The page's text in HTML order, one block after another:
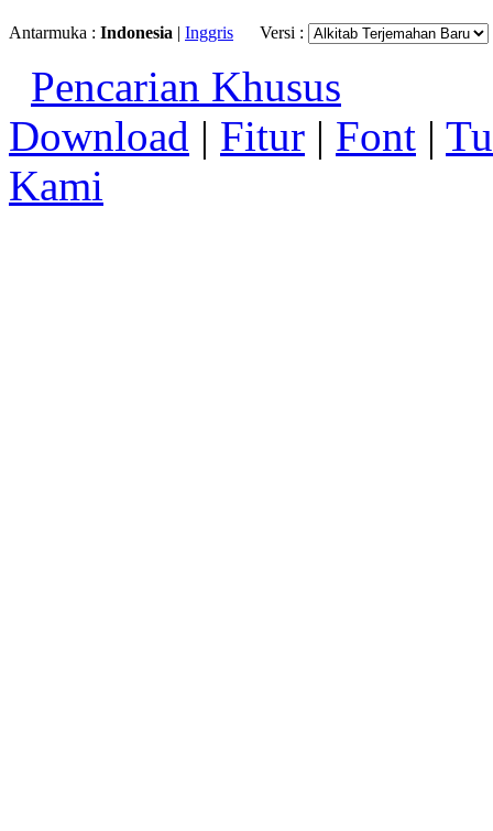
Antarmuka : Indonesia | Inggris Versi :
Pencarian Khusus
Download | Fitur | Font |
Kami